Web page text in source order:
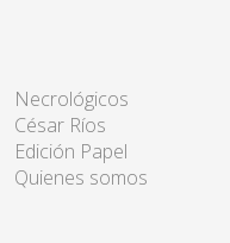
Necrológicos
César Ríos
Edición Papel
Quienes somos